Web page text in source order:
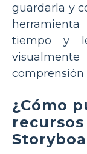
guardarla y
tiempo y
comprensión
¿Cómo